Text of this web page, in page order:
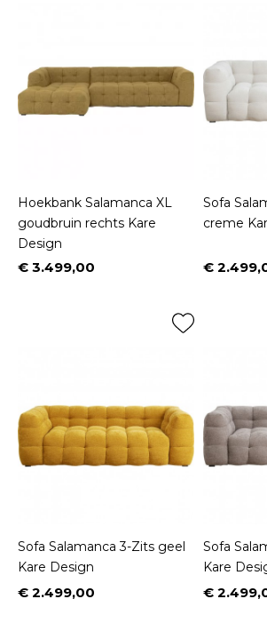
Hoekbank Salamanca XL
goudbruin rechts Kare
Design
Prijs
€ 3.499,00
Sofa
creme
Prijs
€
Sofa Salamanca 3-Zits geel
Kare Design
Prijs
€ 2.499,00
Sofa
Kare
Prijs
€